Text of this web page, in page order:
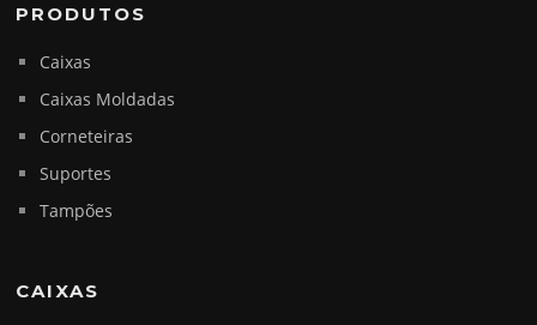
PRODUTOS
Caixas
Caixas Moldadas
Corneteiras
Suportes
Tampões
CAIXAS